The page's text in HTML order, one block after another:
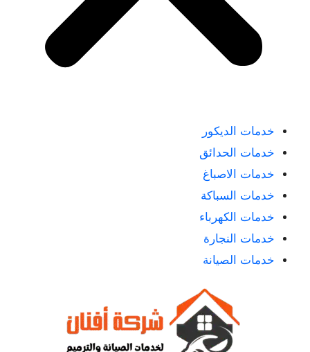
خدمات الديكور
خدمات الحدائق
خدمات الاصباغ
خدمات السباكة
خدمات الكهرباء
خدمات النجارة
خدمات الصيانة